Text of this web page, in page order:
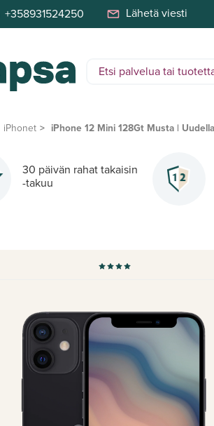
+358931524250 Lähetä viesti
iPhonet iPhone 12 Mini 128Gt Musta |
30 päivän rahat takaisin
-takuu